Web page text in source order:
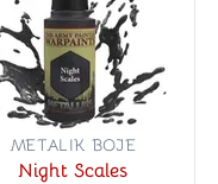
METALIK BOJE
Night Scales